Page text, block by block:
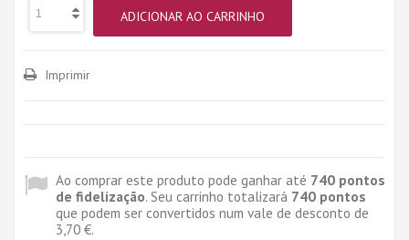
ADICIONAR AO CARRINHO
Imprimir
Ao comprar este produto pode ganhar até 740 pontos
de fidelização. Seu carrinho totalizará 740 pontos
que podem ser convertidos num vale de desconto de
3,70 €.